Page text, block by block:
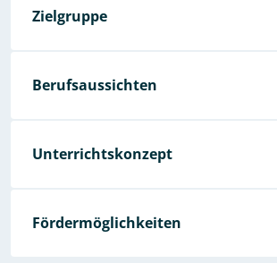
Zielgruppe
Berufsaussichten
Unterrichtskonzept
Fördermöglichkeiten